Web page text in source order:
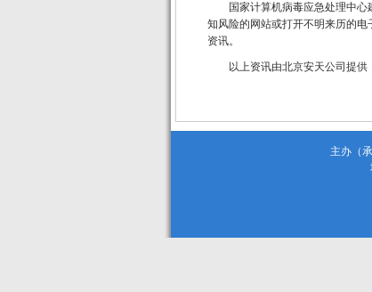
国家计算机病毒应急处理中
知风险的网站或打开不明来历的
资讯。
以上资讯由北京安天公司提
主办（